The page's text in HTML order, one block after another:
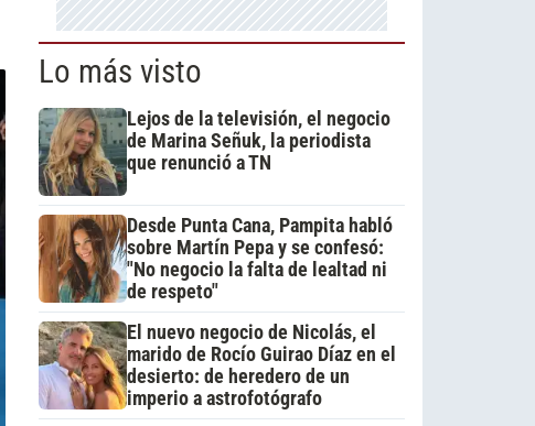
Lo más visto
Lejos de la televisión, el negocio
de Marina Señuk, la periodista
que renunció a TN
Desde Punta Cana, Pampita habló
sobre Martín Pepa y se confesó:
"No negocio la falta de lealtad ni
de respeto"
El nuevo negocio de Nicolás, el
marido de Rocío Guirao Díaz en el
desierto: de heredero de un
imperio a astrofotógrafo